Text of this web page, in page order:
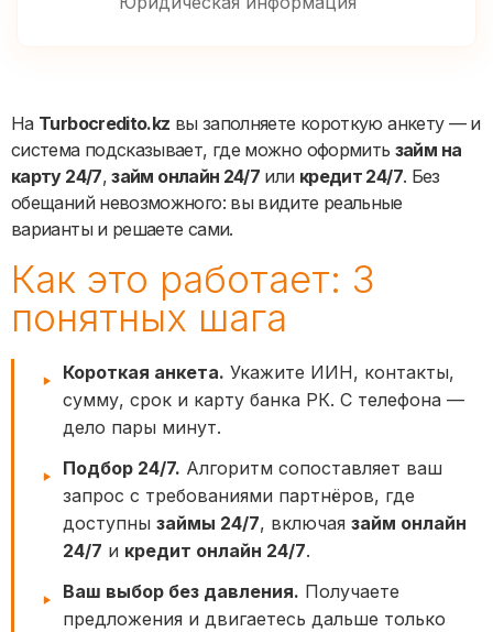
На Turbocredito.kz вы заполняете короткую анкету — и
система подсказывает, где можно оформить займ на
карту 24/7,займ онлайн 24/7 или кредит 24/7. Без
обещаний невозможного: вы видите реальные
варианты и решаете сами.
Как это работает: 3
понятных шага
Короткая анкета. Укажите ИИН, контакты,
сумму, срок и карту банка РК. С телефона —
дело пары минут.
Подбор 24/7. Алгоритм сопоставляет ваш
запрос с требованиями партнёров, где
доступны займы 24/7, включая займ онлайн
24/7 и кредит онлайн 24/7.
Ваш выбор без давления. Получаете
предложения и двигаетесь дальше только